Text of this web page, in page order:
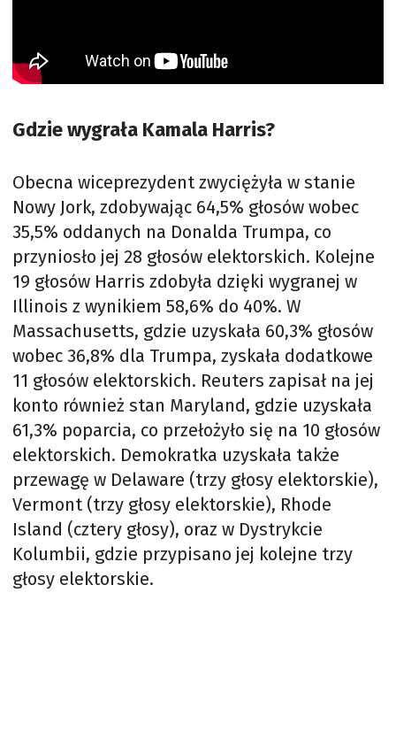
Gdzie wygrała Kamala Harris?
Obecna wiceprezydent zwyciężyła w stanie
Nowy Jork, zdobywając 64,5% głosów wobec
35,5% oddanych na Donalda Trumpa, co
przyniosło jej 28 głosów elektorskich. Kolejne
19 głosów Harris zdobyła dzięki wygranej w
Illinois z wynikiem 58,6% do 40%. W
Massachusetts, gdzie uzyskała 60,3% głosów
wobec 36,8% dla Trumpa, zyskała dodatkowe
11 głosów elektorskich. Reuters zapisał na jej
konto również stan Maryland, gdzie uzyskała
61,3% poparcia, co przełożyło się na 10 głosów
elektorskich. Demokratka uzyskała także
przewagę w Delaware (trzy głosy elektorskie),
Vermont (trzy głosy elektorskie), Rhode
Island (cztery głosy), oraz w Dystrykcie
Kolumbii, gdzie przypisano jej kolejne trzy
głosy elektorskie.